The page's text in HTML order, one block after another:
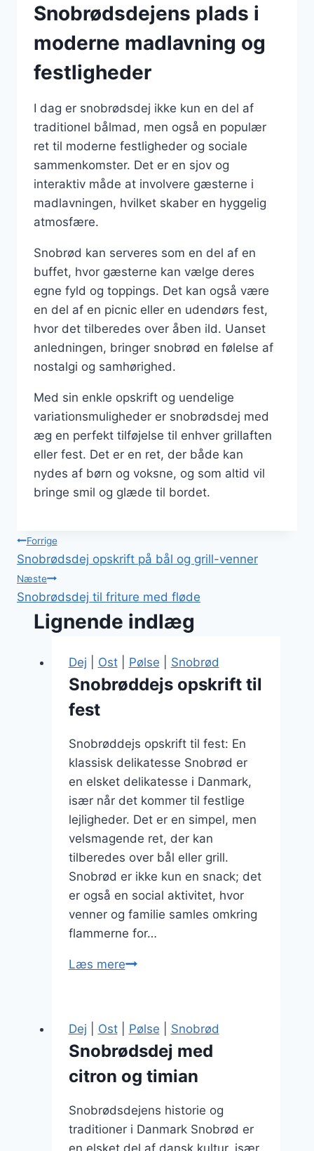
Snobrødsdejens plads i
moderne madlavning og
festligheder
I dag er snobrødsdej ikke kun en del af
traditionel bålmad, men også en populær
ret til moderne festligheder og sociale
sammenkomster. Det er en sjov og
interaktiv måde at involvere gæsterne i
madlavningen, hvilket skaber en hyggelig
atmosfære.
Snobrød kan serveres som en del af en
buffet, hvor gæsterne kan vælge deres
egne fyld og toppings. Det kan også være
en del af en picnic eller en udendørs fest,
hvor det tilberedes over åben ild. Uanset
anledningen, bringer snobrød en følelse af
nostalgi og samhørighed.
Med sin enkle opskrift og uendelige
variationsmuligheder er snobrødsdej med
æg en perfekt tilføjelse til enhver grillaften
eller fest. Det er en ret, der både kan
nydes af børn og voksne, og som altid vil
bringe smil og glæde til bordet.
Indlægsnavigation
Forrige
Snobrødsdej opskrift på bål og grill-venner
Næste
Snobrødsdej til friture med fløde
Lignende indlæg
Dej Ost| Pølse Snobrød
Snobrøddejs opskrift til
fest
Snobrøddejs opskrift til fest: En
klassisk delikatesse Snobrød er
en elsket delikatesse i Danmark,
især når det kommer til festlige
lejligheder. Det er en simpel, men
velsmagende ret, der kan
tilberedes over bål eller grill.
Snobrød er ikke kun en snack; det
er også en social aktivitet, hvor
venner og familie samles omkring
flammerne for…
Læs mereSnobrøddejs
Dej Ost| Pølse Snobrød
Snobrødsdej med
citron og timian
Snobrødsdejens historie og
traditioner i Danmark Snobrød er
en elsket del af dansk kultur, især